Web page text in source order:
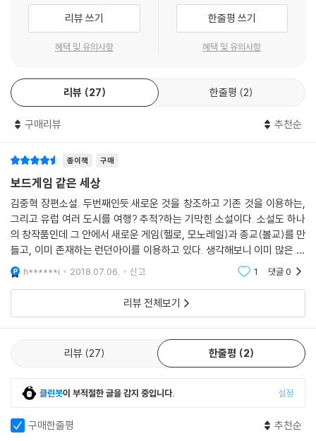
제가 ‘독학소년’이었다는 건 기억해요. 지금도 그렇고요. (……) 저는 독학
이 제 스타일에 맞다는 걸 깨달았어요. (……) 독학으로 음악을 듣고 그림
국 가장 중요한 건 나만의 감각이 아닌가 싶어요. 이 시대를 가장 현명하게
즐기는 방법은 내 감각으로 새로운 시대를 접하는 것이 아닐까요. _2010,
김중혁
또 한번 게임판을 벌였다. 등단 십일 년, 네번째 소설-두번째 장편소설 『미
스터 모노레일』은 ‘놀이’하는 소설가 김중혁의 일체형 맞춤소설이다. 사람
김중혁과 소설가 김중혁, 게임과 현실, 그리고 작품이 꼭 하나를 이루는
『미스터 모노레일』, 이번엔 ‘주사위놀이’이다.
하늘로 던져진 주사위는 땅에 닿기 전까지 무수히 많은 변화에 내맡겨진
다. 주사위를 구속할 어떤 필연성도 없다. 그러나 또한 주사위는 어떻게든
땅에 떨어져 하나의 숫자가 나오게 될 수밖에 없다. 우연과 필연의 놀이, 주
사위. 이 주사위 놀이가 흥미로운 것은, 매번 새로운 흥미를 불러일으킨다
는 점에 있다. 매번 ‘생성’이 반복되고 ‘차이’나는 반복이다.
순간의 선택이 모든 것을 확정했고, 그 선택은 운명까지 결정하고 말았다.
하지만 이것은 현실이었다. 꿈이나 게임이 아니라 현실이었다.
두 개의 주사위를 던진다. 공중에서 무수히 방향을 달리하던 주사위는 땅
리뷰 쓰기
혜택 및 유의사항
한줄평 쓰기
혜택 및 유의사항
리뷰 27 한줄평 2
구매리뷰 추천순
종이책 구매
보드게임 같은 세상
김중혁 장편소설. 두번째인듯.새로운 것을 창조하고 기존 것을 이용하는,
그리고 유럽 여러 도시를 여행? 추적?하는 기막힌 소설이다. 소설도 하나
의 창작품인데 그 안에서 새로운 게임(헬로, 모노레일)과 종교(볼교)를 만
들고, 이미 존재하는 런던아이를 이용하고 있다. 생각해보니 이미 많은 소
설들이 비슷한 형식을 갖고 있긴하다. (지금 막 떠오르는 것은 다빈치코
드) 다만, 김중혁의
h******i 2018.07.06. 신고 1 댓글0
리뷰 전체보기
리뷰 27 한줄평 2
클린봇이 부적절한 글을 감지 중입니다. 설정
구매한줄평 추천순